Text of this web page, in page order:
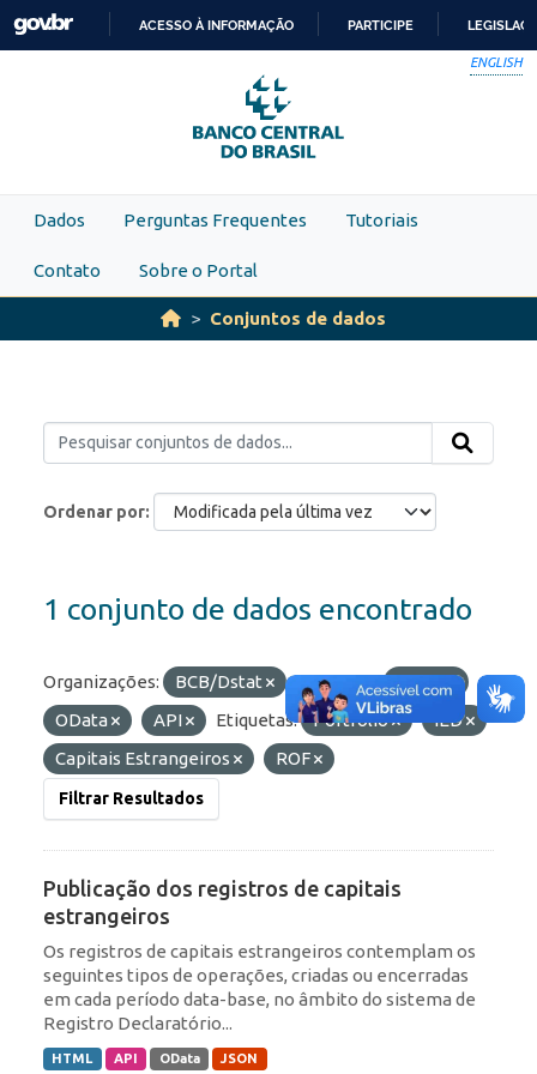
Skip to main content
PARA
O
CONTEÚDO
ACESSO À INFORMAÇÃO PARTICIPE
ENGLISH
Dados Perguntas Frequentes Tutoriais
Contato Sobre o Portal
Conjuntos de dados
Ordenar por
1 conjunto de dados encontrado
Organizações: BCB/Dstat Formatos:
HTML
OData
API Etiquetas: Portfólio
IED
Capitais Estrangeiros
ROF
Filtrar Resultados
Publicação dos registros de capitais
estrangeiros
Os registros de capitais estrangeiros contemplam os
seguintes tipos de operações, criadas ou encerradas
em cada período data-base, no âmbito do sistema de
Registro Declaratório...
HTML API OData JSON